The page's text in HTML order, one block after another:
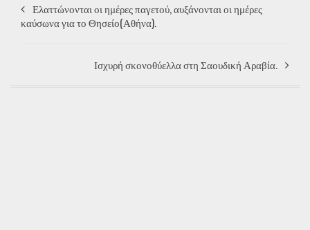
Ελαττώνονται οι ημέρες παγετού, αυξάνονται οι ημέρες
καύσωνα για το Θησείο(Αθήνα).
Ισχυρή σκονοθύελλα στη Σαουδική Αραβία.